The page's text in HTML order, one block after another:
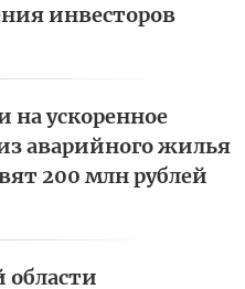
инвесторов
на ускоренное
аварийного жилья
200 млн рублей